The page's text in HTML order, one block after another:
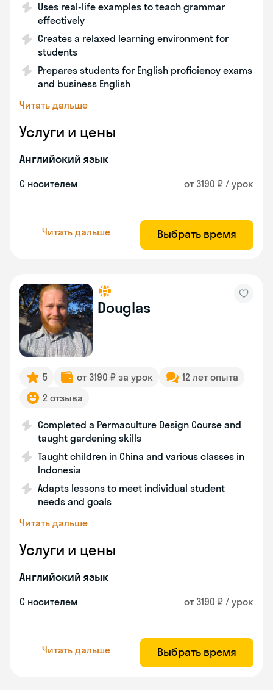
Uses real-life examples to teach grammar
effectively
Creates a relaxed learning environment for
students
Prepares students for English proficiency exams
and business English
Читать дальше
Услуги и цены
Английский язык
С носителем от 3190 ₽ / урок
Читать дальше Выбрать время
Douglas
5 от 3190 ₽ за урок
12 лет опыта
2 отзыва
Completed a Permaculture Design Course and
taught gardening skills
Taught children in China and various classes in
Indonesia
Adapts lessons to meet individual student
needs and goals
Читать дальше
Услуги и цены
Английский язык
С носителем от 3190 ₽ / урок
Читать дальше Выбрать время